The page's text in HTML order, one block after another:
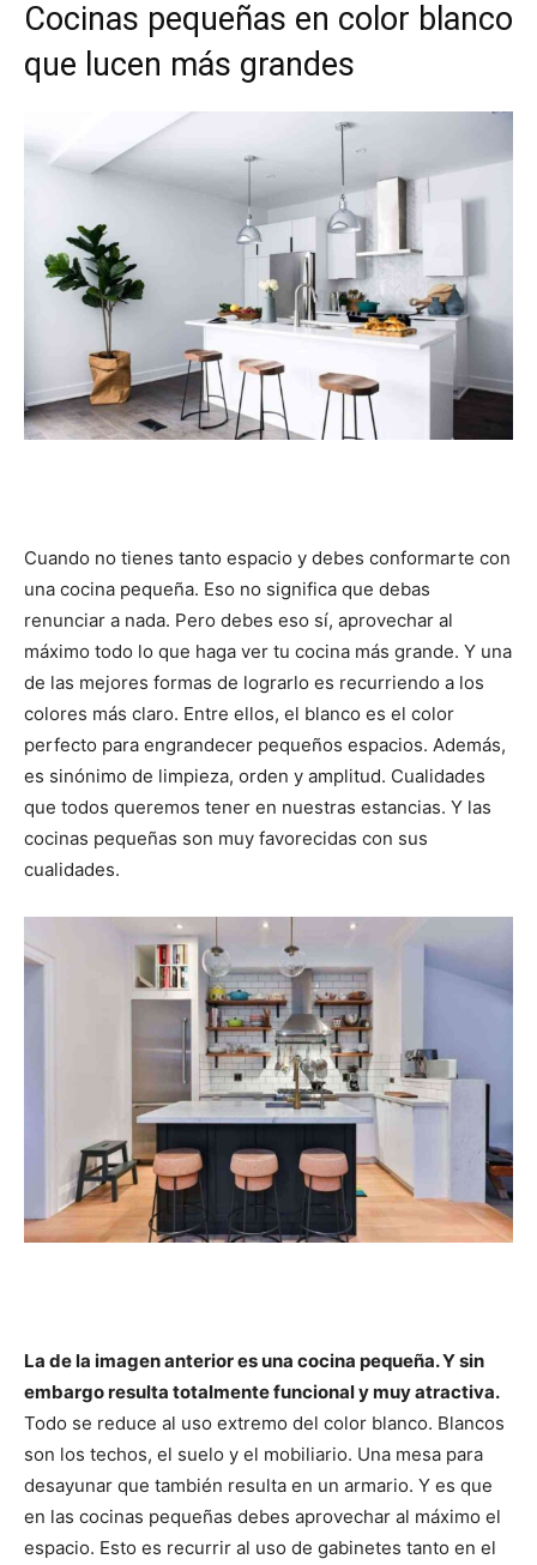
Cocinas pequeñas en color blanco
que lucen más grandes
Cuando no tienes tanto espacio y debes conformarte con
una cocina pequeña. Eso no significa que debas
renunciar a nada. Pero debes eso sí, aprovechar al
máximo todo lo que haga ver tu cocina más grande. Y una
de las mejores formas de lograrlo es recurriendo a los
colores más claro. Entre ellos, el blanco es el color
perfecto para engrandecer pequeños espacios. Además,
es sinónimo de limpieza, orden y amplitud. Cualidades
que todos queremos tener en nuestras estancias. Y las
cocinas pequeñas son muy favorecidas con sus
cualidades.
La de la imagen anterior es una cocina pequeña. Y sin
embargo resulta totalmente funcional y muy atractiva.
Todo se reduce al uso extremo del color blanco. Blancos
son los techos, el suelo y el mobiliario. Una mesa para
desayunar que también resulta en un armario. Y es que
en las cocinas pequeñas debes aprovechar al máximo el
espacio. Esto es recurrir al uso de gabinetes tanto en el